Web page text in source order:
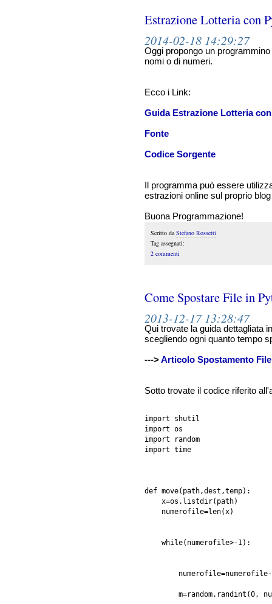
Estrazione Lotteria con
2014-02-18 14:29:27
Oggi propongo un
nomi o di numeri.
Ecco i Link:
Guida Estrazione Lotteria
Fonte
Codice Sorgente
Il programma può essere
estrazioni online sul proprio
Buona Programmazione!
Scritto da Stefano Rossetti
Tag assegnati:
2 commenti
Come Spostare File in
2013-12-17 13:28:47
Qui trovate la guida dettagliata
scegliendo ogni quanto tempo
--->Articolo Spostamento
Sotto trovate il codice riferito
import shutil
import os
import random
import time
def move(path,dest,temp):
    x=os.listdir(path)
    numerofile=len(x)
    while(numerofile>-1):
m=random.randint(0,